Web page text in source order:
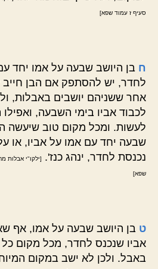
סעיף ז עמוד שפא]
ח בן היושב שבעה על אמו יחד עם
לחדר, יש להסתפק אם הבן חייב
אחר ששניהם יושבים באבלות,
לכבוד אביו בימי השבעה, ואפילו
לעשות. ומכל מקום טוב שיעשה
שבעה יחד עם אמו על אביו, או על
נכנסת לחדר, ינהג כנז'.
[ילקו"י אבלות
שפא]
ט בן היושב שבעה על אמו, אף
אביו שנכנס לחדר, מכל מקום כל
באבל. ולכן לא ישב במקום